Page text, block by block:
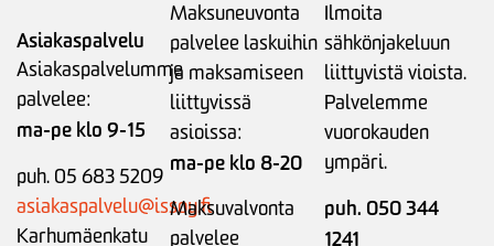
Asiakaspalvelu
Asiakaspalvelumme
palvelee:
ma-pe klo 9-15
puh. 05 683 5209
asiakaspalvelu@issoy.fi
Karhumäenkatu
Maksuneuvonta
palvelee laskuihin
ja maksamiseen
liittyvissä
asioissa:
ma-pe klo 8-20
Maksuvalvonta
palvelee
Ilmoita
sähkönjakeluun
liittyvistä vioista.
Palvelemme
vuorokauden
ympäri.
puh. 050 344
1241